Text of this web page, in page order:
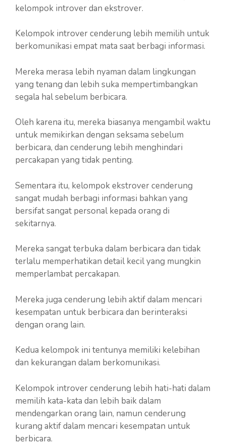
kelompok introver dan ekstrover.
Kelompok introver cenderung lebih memilih untuk
berkomunikasi empat mata saat berbagi informasi.
Mereka merasa lebih nyaman dalam lingkungan
yang tenang dan lebih suka mempertimbangkan
segala hal sebelum berbicara.
Oleh karena itu, mereka biasanya mengambil waktu
untuk memikirkan dengan seksama sebelum
berbicara, dan cenderung lebih menghindari
percakapan yang tidak penting.
Sementara itu, kelompok ekstrover cenderung
sangat mudah berbagi informasi bahkan yang
bersifat sangat personal kepada orang di
sekitarnya.
Mereka sangat terbuka dalam berbicara dan tidak
terlalu memperhatikan detail kecil yang mungkin
memperlambat percakapan.
Mereka juga cenderung lebih aktif dalam mencari
kesempatan untuk berbicara dan berinteraksi
dengan orang lain.
Kedua kelompok ini tentunya memiliki kelebihan
dan kekurangan dalam berkomunikasi.
Kelompok introver cenderung lebih hati-hati dalam
memilih kata-kata dan lebih baik dalam
mendengarkan orang lain, namun cenderung
kurang aktif dalam mencari kesempatan untuk
berbicara.